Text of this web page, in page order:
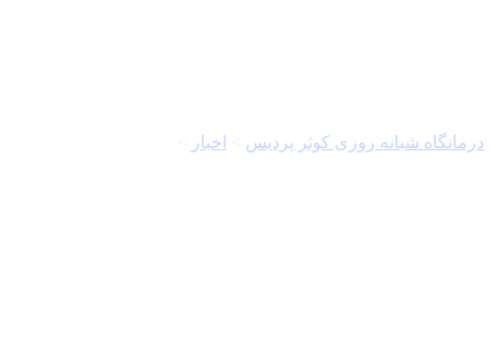
درمانگاه شبانه روزی کوثر پردیس اخبار